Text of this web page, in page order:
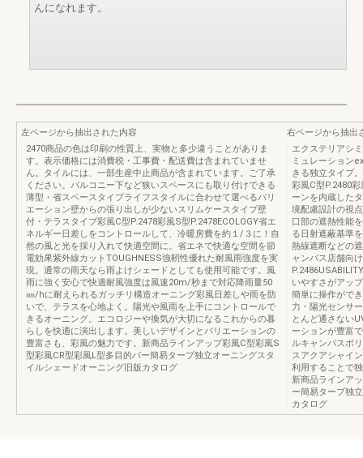
んになれます。
左ページから抽出された内容
2470商品の色は印刷の性質上、実物と多少違うことがありま
す。表示価格には消費税・工事費・配送費は含まれていませ
ん。タイルには、一部生産中止商品が含まれています。ご了承
ください。バルコニー下など狭いスペースにも取り付けできる
薄型・省スペースタイプライフスタイルに合わせて選べるバリ
エーション壁からの張り出しが少ないスリムケースタイプ壁
付・テラスタイプ彩風C型P.2478彩風S型P.2478ECOLOGY省エ
ネルギー日差しをコントロールして、冷暖房費を約１/３に！自
然の風と光を採り入れて快適空間に。省エネで快適な空間を節
電効果紫外線カットTOUGHNESS強靭性優れた耐風雨強度を実
現。通常の雨天なら雨よけシェードとしても使用可能です。風
雨に強く安心で快適耐風強度は風速20m/秒まで対応降雨量50
㎜/hに耐えられるガッチリ構造オーニング彩風日差しや雨を防
いで、テラスを心地よく。陽光や風雨を上手にコントロールで
きるオーニング。エコロジーや換気が大切になるこれからの暮
らしを快適に演出します。美しいデザインとバリエーションの
豊富さも、彩風の魅力です。新商品ラインアップ彩風C型彩風S
型彩風CR型彩風L型多目的バー簡易タープ独立オーニングスタ
イルシェードオーニング旧版カタログ
右ページから抽出
エクステリアシ
ミュレーション
きる独立タイプ
彩風C型P.2480
ーンを内蔵した
境配慮設計の視
口部の遮熱性能
る日射遮蔽基準
熱線遮断などの
ャンバス店舗向
いやすさがアッ
簡単に操作がで
力・陽光センサ
とんど通さない
ーションが豊富
ルキャンバスポ
スアクアシャイ
利用することで
新商品ラインア
ー簡易タープ独
カタログ